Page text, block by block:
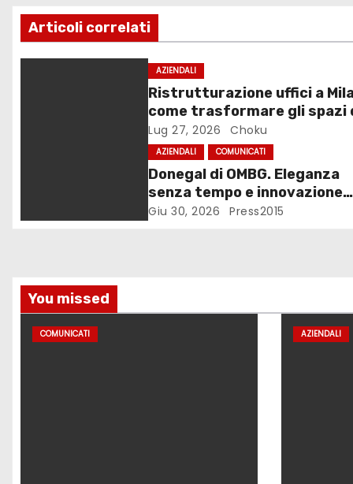
z
i
c
o
Articoli correlati
AZIENDALI
Ristrutturazione uffici a
come trasformare gli spazi
lavoro
Lug 27, 2026 Choku
AZIENDALI COMUNICATI
Donegal di OMBG. Eleganza
senza tempo e innovazione
tecnologica
Giu 30, 2026 Press2015
You missed
COMUNICATI AZIENDALI